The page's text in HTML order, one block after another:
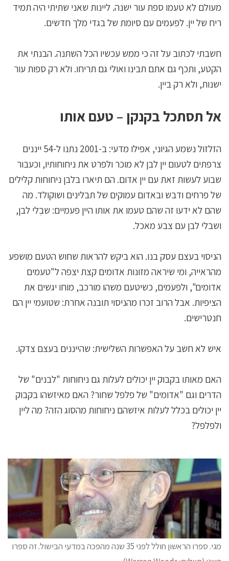
מעולם לא טעמו ספת עור ישנה. ליינות שאני שתיתי היה תמיד
ריח של יין. לפעמים עם סיומת של בגדי מלך חדשים.
חשבתי לכתוב על זה כי ממש עכשיו הכל השתנה. הבנתי את
הקטע, ותכף גם אתם תבינו ואולי גם תריחו. ולא רק ספות עור
ישנות, ולא רק ביין.
אל תסתכל בקנקן – טעם אותו
הזלזול נשמע הגיוני, אפילו מדעי: ב-2001 נתנו ל-54 ייננים
צרפתים לטעום יין לבן לא מוכר ולפרט את ניחוחותיו, וכעבור
שבוע לעשות זאת עם יין אדום. הם תיארו בלבן ניחוחות קלילים
של פרחים ודבש ובאדום עמוקים של תבלינים ושוקולד. מה
שהם לא ידעו זה שהם טעמו את אותו היין פעמיים: שבְלי לבן,
ושבלי לבן עם צבע מאכל.
הניסוי בעצם עסק בנו. הוא ביקש להראות שחוש הטעם מושפע
מהראייה, ומי שיראה מזונות אדומים קצת יצפה ל"טעמים
אדומים", ולפעמים, כשיטעם משהו מורכב, מוחו יגשים את
הציפיות. אבל הרוב זכרו מהניסוי תובנה אחרת: שטועמי יין הם
חנטרישים.
איש לא חשב על האפשרות השלישית: שהייננים בעצם צדקו.
האם מאותו בקבוק יין יכולים לעלות גם ניחוחות "לבנים" של
הדרים וגם "אדומים" של פלפל שחור? האם מאיזשהו בקבוק
יין יכולים בכלל לעלות איזשהם ניחוחות מהסוג הזה? מה ליין
ולפלפל?
מגי. ספרו הראשון חולל לפני 35 שנה מהפכה במדעי הבישול. זה ספרו